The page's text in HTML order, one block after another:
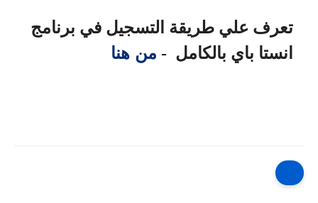
تعرف علي طريقة التسجيل في برنامج
انستا باي بالكامل - من هنا